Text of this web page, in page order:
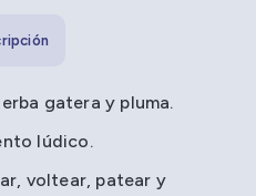
gatera y pluma.
lúdico.
voltear, patear y